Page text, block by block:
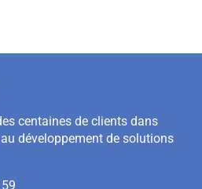
centaines de clients dans
développement de solutions